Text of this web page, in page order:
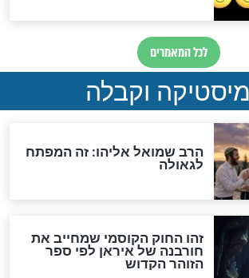
אפשר לחשב את הקץ?
יהיה בימות המשיח?
הגאולה תהיה אפיקורסות
גדולה מאוד של